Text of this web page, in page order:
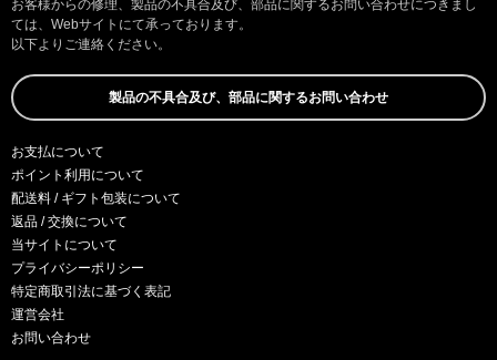
お客様からの修理、製品の不具合及び、部品に関するお問い合わせにつきまし
ては、Webサイトにて承っております。
以下よりご連絡ください。
製品の不具合及び、部品に関するお問い合わせ
お支払について
ポイント利用について
配送料 / ギフト包装について
返品 / 交換について
当サイトについて
プライバシーポリシー
特定商取引法に基づく表記
運営会社
お問い合わせ